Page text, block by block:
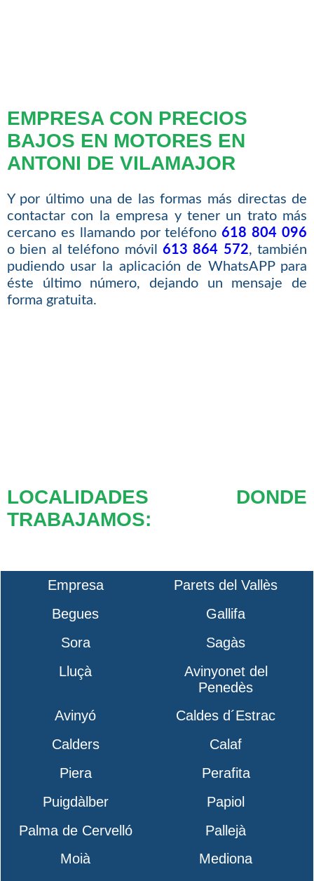
EMPRESA CON PRECIOS
BAJOS EN MOTORES EN
ANTONI DE VILAMAJOR
Y por último una de las formas más directas de
contactar con la empresa y tener un trato más
cercano es llamando por teléfono618 804 096
o bien al teléfono móvil 613 864 572, también
pudiendo usar la aplicación de WhatsAPP para
éste último número, dejando un mensaje de
forma gratuita.
LOCALIDADES DONDE
TRABAJAMOS:
Empresa
Parets del Vallès
Begues
Gallifa
Sora
Sagàs
Lluçà
Avinyonet del
Penedès
Avinyó
Caldes d´Estrac
Calders
Calaf
Piera
Perafita
Puigdàlber
Papiol
Palma de Cervelló
Pallejà
Moià
Mediona